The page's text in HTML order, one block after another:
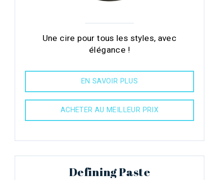
Une cire pour tous les styles, avec
élégance !
EN SAVOIR PLUS
ACHETER AU MEILLEUR PRIX
Defining Paste